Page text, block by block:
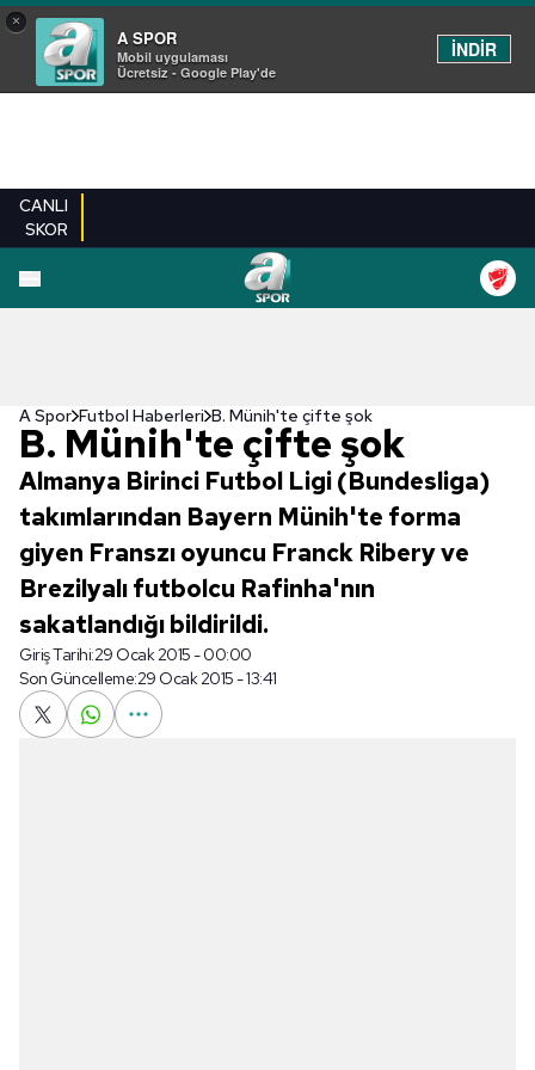
×
A SPOR
Mobil uygulaması
Ücretsiz - Google Play'de
İNDİR
CANLI
SKOR
A Spor Futbol Haberleri B. Münih'te çifte şok
B. Münih'te çifte şok
Almanya Birinci Futbol Ligi (Bundesliga)
takımlarından Bayern Münih'te forma
giyen Franszı oyuncu Franck Ribery ve
Brezilyalı futbolcu Rafinha'nın
sakatlandığı bildirildi.
Giriş Tarihi:29 Ocak 2015 - 00:00
Son Güncelleme:29 Ocak 2015 - 13:41